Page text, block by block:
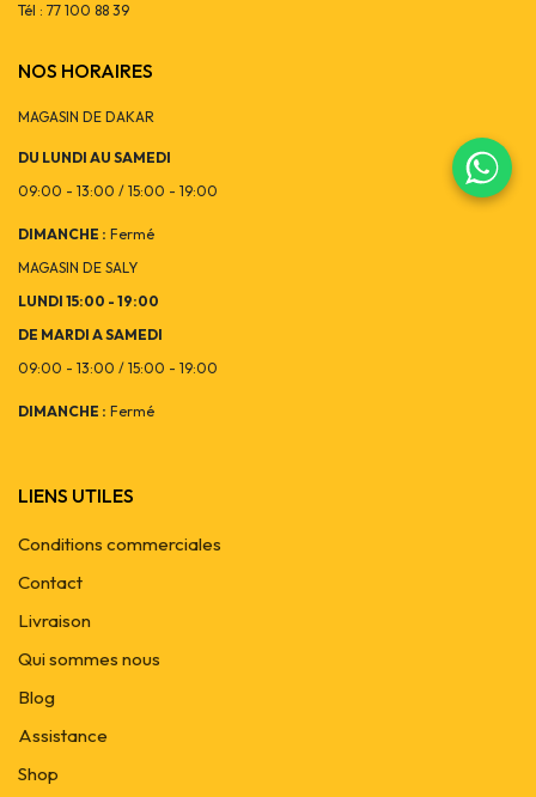
Tél : 77 100 88 39
NOS HORAIRES
MAGASIN DE DAKAR
DU LUNDI AU SAMEDI
09:00 - 13:00 / 15:00 - 19:00
DIMANCHE : Fermé
MAGASIN DE SALY
LUNDI 15:00 - 19:00
DE MARDI A SAMEDI
09:00 - 13:00 / 15:00 - 19:00
DIMANCHE : Fermé
LIENS UTILES
Conditions commerciales
Contact
Livraison
Qui sommes nous
Blog
Assistance
Shop